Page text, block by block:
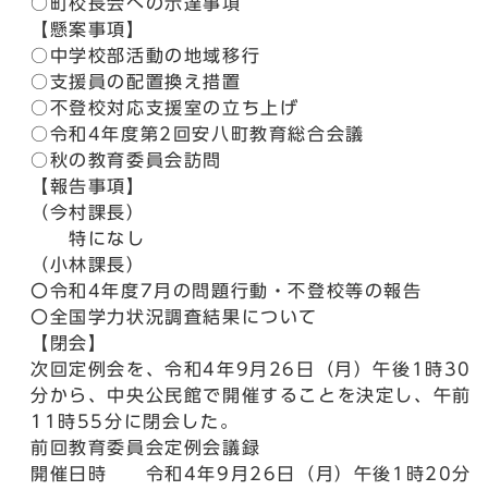
【懸案事項】
○中学校部活動の地域移行
○支援員の配置換え措置
○不登校対応支援室の立ち上げ
○令和4年度第2回安八町教育総合会議
○秋の教育委員会訪問
【報告事項】
（今村課長）
特になし
（小林課長）
〇令和4年度7月の問題行動・不登校等の報告
〇全国学力状況調査結果について
【閉会】
次回定例会を、令和4年9月26日（月）午後1時30
分から、中央公民館で開催することを決定し、午前
11時55分に閉会した。
前回教育委員会定例会議録
開催日時 令和4年9月26日（月）午後1時20分